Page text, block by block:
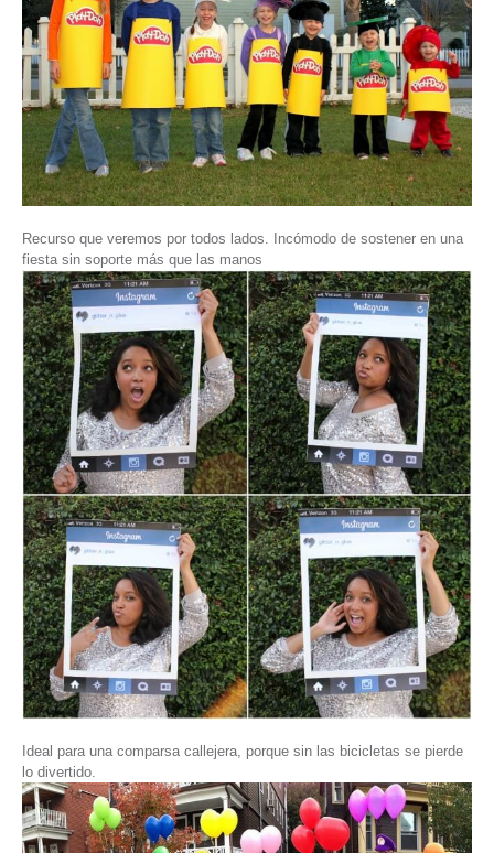
Recurso que veremos por todos lados. Incómodo de sostener en una
fiesta sin soporte más que las manos
Ideal para una comparsa callejera, porque sin las bicicletas se pierde
lo divertido.